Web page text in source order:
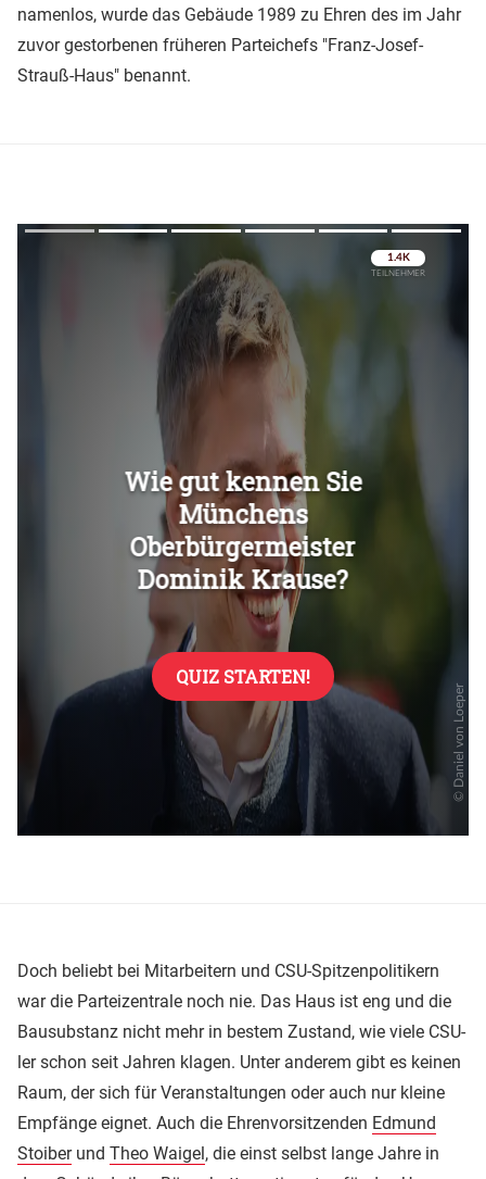
namenlos, wurde das Gebäude 1989 zu Ehren des im Jahr
zuvor gestorbenen früheren Parteichefs "Franz-Josef-
Strauß-Haus" benannt.
Doch beliebt bei Mitarbeitern und CSU-Spitzenpolitikern
war die Parteizentrale noch nie. Das Haus ist eng und die
Bausubstanz nicht mehr in bestem Zustand, wie viele CSU-
ler schon seit Jahren klagen. Unter anderem gibt es keinen
Raum, der sich für Veranstaltungen oder auch nur kleine
Empfänge eignet. Auch die Ehrenvorsitzenden Edmund
Stoiberund Theo Waigel, die einst selbst lange Jahre in